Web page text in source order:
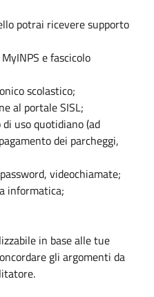
potrai ricevere supporto
e fascicolo
scolastico;
al portale SISL;
uso quotidiano (ad
dei parcheggi,
videochiamate;
informatica;
in base alle tue
gli argomenti da